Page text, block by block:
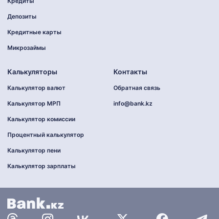
Депозиты
Кредитные карты
Микрозаймы
Калькуляторы
Калькулятор валют
Калькулятор МРП
Калькулятор комиссии
Процентный калькулятор
Калькулятор пени
Калькулятор зарплаты
Контакты
Обратная связь
info@bank.kz